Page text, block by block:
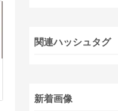
関連ハッシュタグ
新着画像